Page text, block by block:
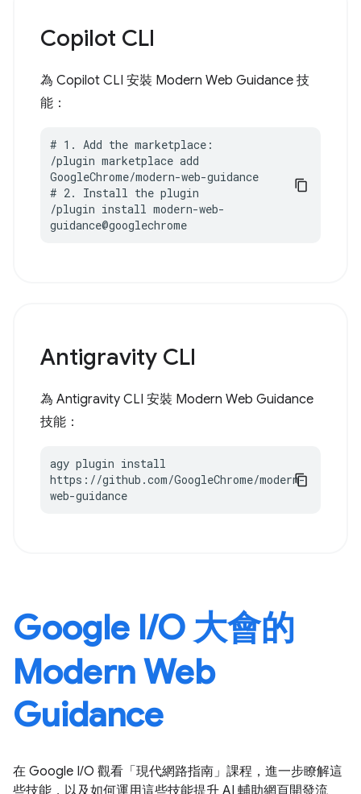
Copilot CLI
為 Copilot CLI 安裝 Modern Web Guidance 技
能：
# 1. Add the marketplace:
/plugin marketplace add
GoogleChrome/modern-web-guidance
# 2. Install the plugin
/plugin install modern-web-
guidance@googlechrome
Antigravity CLI
為 Antigravity CLI 安裝 Modern Web Guidance
技能：
agy plugin install
https://github.com/GoogleChrome/modern-
web-guidance
Google I/O 大會的
Modern Web
Guidance
在 Google I/O 觀看「現代網路指南」課程，進一步瞭解這